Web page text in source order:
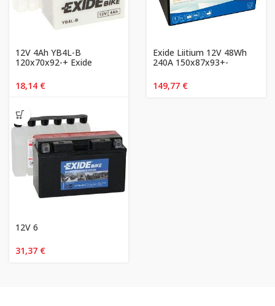
12V 4Ah YB4L-B
120x70x92-+ Exide
18,14 €
Exide Liitium 12V 48Wh
240A 150x87x93+-
149,77 €
12V 6
31,37 €